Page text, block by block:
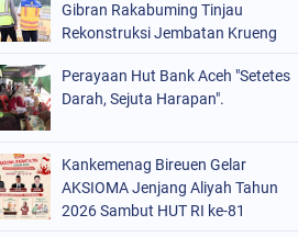
Gibran Rakabuming Tinjau
Rekonstruksi Jembatan Krueng
Perayaan Hut Bank Aceh "Setetes
Darah, Sejuta Harapan".
Kankemenag Bireuen Gelar
AKSIOMA Jenjang Aliyah Tahun
2026 Sambut HUT RI ke-81